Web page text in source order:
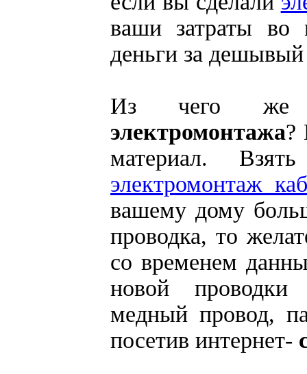
ваши затраты во
деньги за
Из чего же
электромонтажа?
материал.
электромонтаж
вашему дому
проводка, то
со временем
новой проводки
медный провод,
посетив интернет-